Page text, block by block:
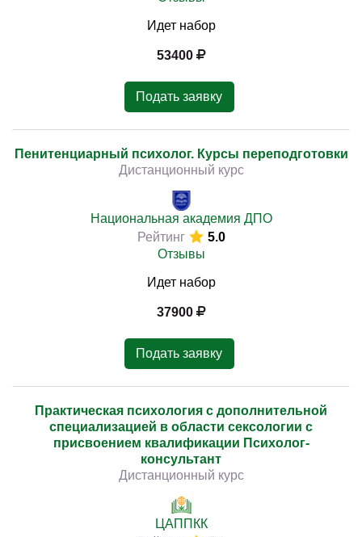
Идет набор
53400
Подать заявку
Пенитенциарный психолог. Курсы переподготовки
Дистанционный курс
Национальная академия ДПО
Рейтинг
5.0
Отзывы
Идет набор
37900
Подать заявку
Практическая психология с дополнительной
специализацией в области сексологии с
присвоением квалификации Психолог-
консультант
Дистанционный курс
ЦАППКК